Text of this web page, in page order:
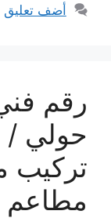
أضف تعليق
رقم
تركيب
مطاعم